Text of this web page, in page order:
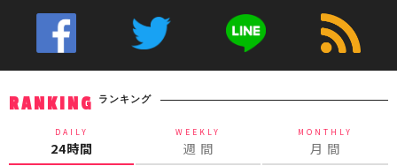
RANKING ランキング
DAILY
24時間
WEEKLY
週 間
MONTHLY
月 間